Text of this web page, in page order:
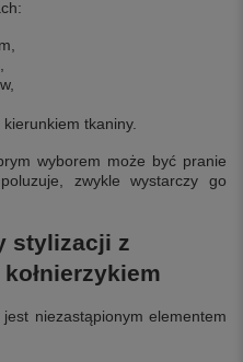
tkaniny.
wyborem może być pranie
zwykle wystarczy go
stylizacji z
niezastąpionym elementem